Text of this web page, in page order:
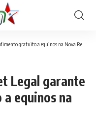
gratuito a equinos na Nova República
Legal garante
equinos na